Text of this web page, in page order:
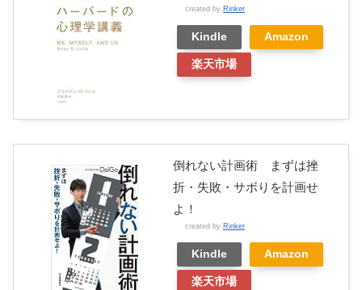
created by Rinker
Kindle Amazon
楽天市場
倒れない計画術 まずは挫
折・失敗・サボりを計画せ
よ！
created by Rinker
Kindle Amazon
楽天市場